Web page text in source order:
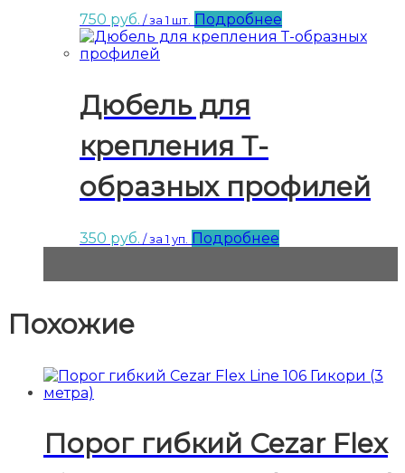
750 руб. / за 1 шт. Подробнее
Дюбель для
крепления Т-
образных профилей
350 руб. / за 1 уп. Подробнее
Похожие
Порог гибкий Cezar Flex